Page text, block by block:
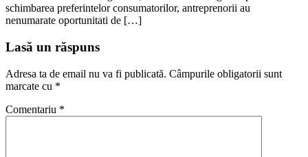
schimbarea preferintelor consumatorilor, antreprenorii au
nenumarate oportunitati de […]
Lasă un răspuns
Adresa ta de email nu va fi publicată. Câmpurile obligatorii sunt
marcate cu *
Comentariu *